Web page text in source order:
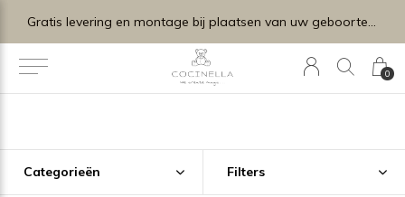
0
Gratis levering en montage bij plaatsen van uw geboortelijstje.
Categorieën Filters